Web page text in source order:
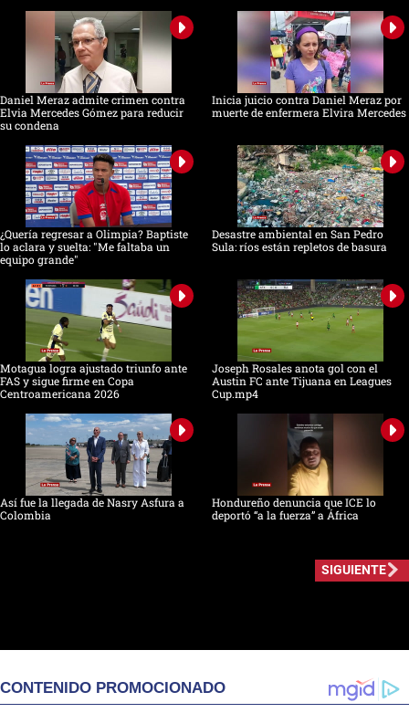
Daniel Meraz admite crimen contra
Elvia Mercedes Gómez para reducir
su condena
Inicia juicio contra Daniel Meraz por
muerte de enfermera Elvira Mercedes
¿Quería regresar a Olimpia? Baptiste
lo aclara y suelta: "Me faltaba un
equipo grande"
Desastre ambiental en San Pedro
Sula: ríos están repletos de basura
Motagua logra ajustado triunfo ante
FAS y sigue firme en Copa
Centroamericana 2026
Joseph Rosales anota gol con el
Austin FC ante Tijuana en Leagues
Cup.mp4
Así fue la llegada de Nasry Asfura a
Colombia
Hondureño denuncia que ICE lo
deportó “a la fuerza” a África
SIGUIENTE
CONTENIDO PROMOCIONADO